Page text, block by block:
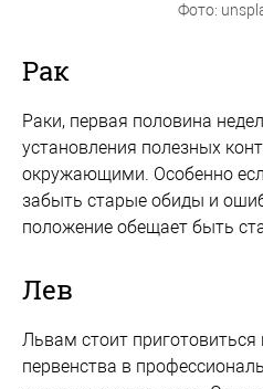
Фото:
Рак
Раки, первая половина
установления полезных
окружающими. Особенно
забыть старые обиды и
положение обещает быть
Лев
Львам стоит приготовиться
первенства в